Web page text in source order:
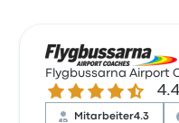
Flygbussarna Airport
4.4 von 5 Sternen
Mitarbeiter4.3